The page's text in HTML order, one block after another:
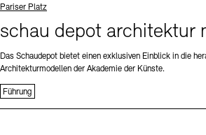
Standort
Pariser Platz
schau depot architektur
Das Schaudepot bietet einen exklusiven Einblick in die
Architekturmodellen der Akademie der Künste.
Führung